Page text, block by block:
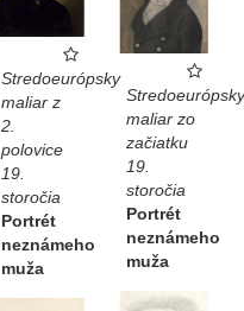
Stredoeurópsky
maliar z
2.
polovice
19.
storočia
Portrét
neznámeho
muža
Stredoeurópsky
maliar zo
začiatku
19.
storočia
Portrét
neznámeho
muža